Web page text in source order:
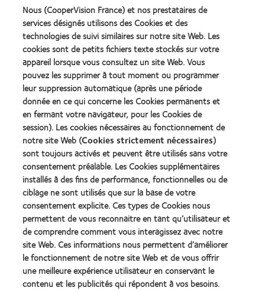
Rien dans le présent article ne doit être interprété comme un conseil médical ni n'a pour
but de remplacer les recommandations d'un professionnel de la médecine. Pour toute
question particulière, rapprochez-vous de votre spécialiste de la vue.
PLUS D’ARTICLES
Nos produits
Trouver un spécialiste
Lentilles de contact et vision
Nouveau porteur
Nous (CooperVision France) et nos prestataires de
services désignés utilisons des Cookies et des
technologies de suivi similaires sur notre site Web. Les
cookies sont de petits fichiers texte stockés sur votre
appareil lorsque vous consultez un site Web. Vous
pouvez les supprimer à tout moment ou programmer
leur suppression automatique (après une période
donnée en ce qui concerne les Cookies permanents et
en fermant votre navigateur, pour les Cookies de
session). Les cookies nécessaires au fonctionnement de
notre site Web (Cookies strictement nécessaires)
sont toujours activés et peuvent être utilisés sans votre
consentement préalable. Les Cookies supplémentaires
installés à des fins de performance, fonctionnelles ou de
ciblage ne sont utilisés que sur la base de votre
consentement explicite. Ces types de Cookies nous
permettent de vous reconnaitre en tant qu’utilisateur et
de comprendre comment vous interagissez avec notre
site Web. Ces informations nous permettent d’améliorer
le fonctionnement de notre site Web et de vous offrir
une meilleure expérience utilisateur en conservant le
contenu et les publicités qui répondent à vos besoins.